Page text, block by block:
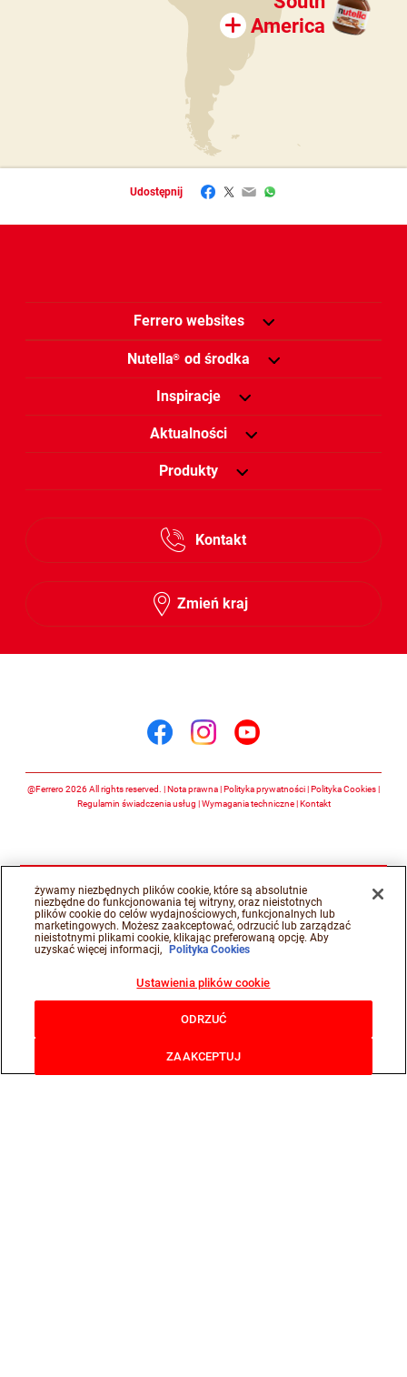
America
Udostępnij Facebook
Twitter
EmailWhatsApp
Ferrero websites
Nutella® od środka
Inspiracje
Aktualności
Produkty
Kontakt
Zmień kraj
@Ferrero 2026 All rights reserved. Nota prawna Polityka prywatności
Polityka Cookies
Regulamin świadczenia usług
Wymagania techniczne Kontakt
żywamy niezbędnych plików cookie, które są absolutnie
niezbędne do funkcjonowania tej witryny, oraz nieistotnych
plików cookie do celów wydajnościowych, funkcjonalnych lub
marketingowych. Możesz zaakceptować, odrzucić lub zarządzać
nieistotnymi plikami cookie, klikając preferowaną opcję. Aby
uzyskać więcej informacji,
Polityka Cookies
Ustawienia plików cookie
ODRZUĆ
ZAAKCEPTUJ